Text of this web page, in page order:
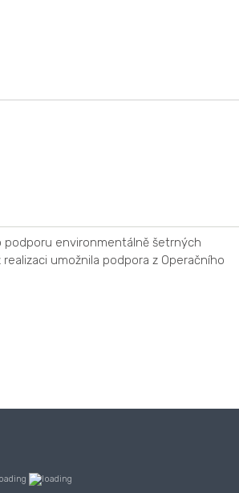
podporu environmentálně šetrných
umožnila podpora z Operačního